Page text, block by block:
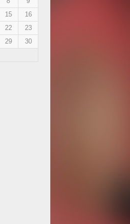
15
16
22
23
29
30